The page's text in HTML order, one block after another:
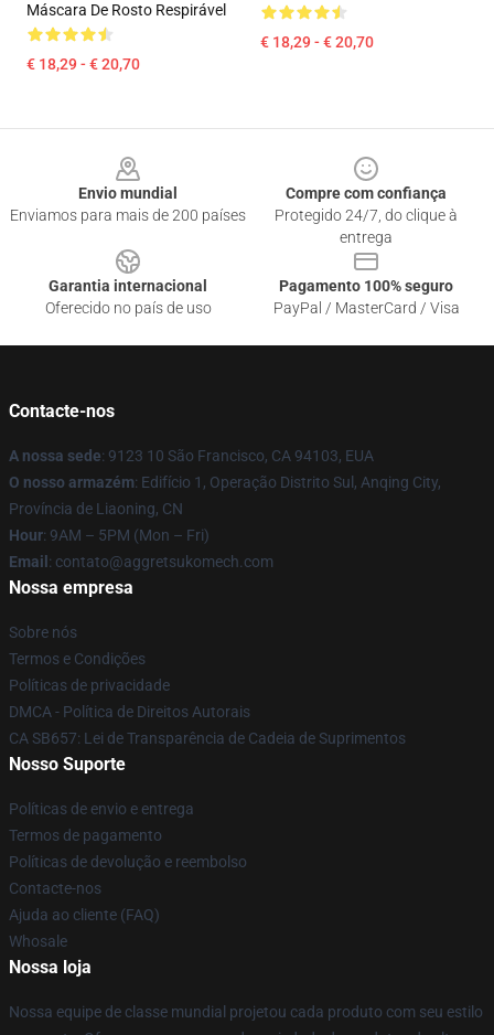
Máscara De Rosto Respirável
€ 18,29 - € 20,70
€ 18,29 - € 20,70
Envio mundial
Enviamos para mais de 200 países
Compre com confiança
Protegido 24/7, do clique à
entrega
Garantia internacional
Oferecido no país de uso
Pagamento 100% seguro
PayPal / MasterCard / Visa
Contacte-nos
A nossa sede: 9123 10 São Francisco, CA 94103, EUA
O nosso armazém: Edifício 1, Operação Distrito Sul, Anqing City,
Província de Liaoning, CN
Hour: 9AM – 5PM (Mon – Fri)
Email : contato@aggretsukomech.com
Nossa empresa
Sobre nós
Termos e Condições
Políticas de privacidade
DMCA - Política de Direitos Autorais
CA SB657: Lei de Transparência de Cadeia de Suprimentos
Nosso Suporte
Políticas de envio e entrega
Termos de pagamento
Políticas de devolução e reembolso
Contacte-nos
Ajuda ao cliente (FAQ)
Whosale
Nossa loja
Nossa equipe de classe mundial projetou cada produto com seu estilo